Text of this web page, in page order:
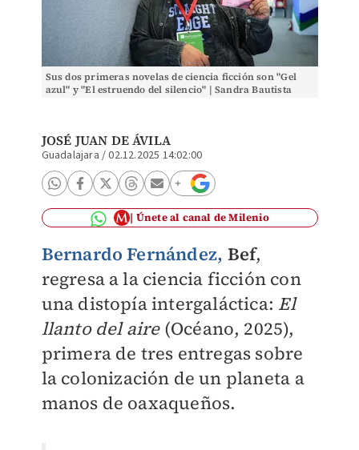
Sus dos primeras novelas de ciencia ficción son "Gel
azul" y "El estruendo del silencio" | Sandra Bautista
JOSÉ JUAN DE ÁVILA
Guadalajara /02.12.2025 14:02:00
Únete al canal de Milenio
Bernardo Fernández, Bef,
regresa a la ciencia ficción con
una distopía intergaláctica: El
llanto del aire(Océano, 2025),
primera de tres entregas sobre
la colonización de un planeta a
manos de oaxaqueños.